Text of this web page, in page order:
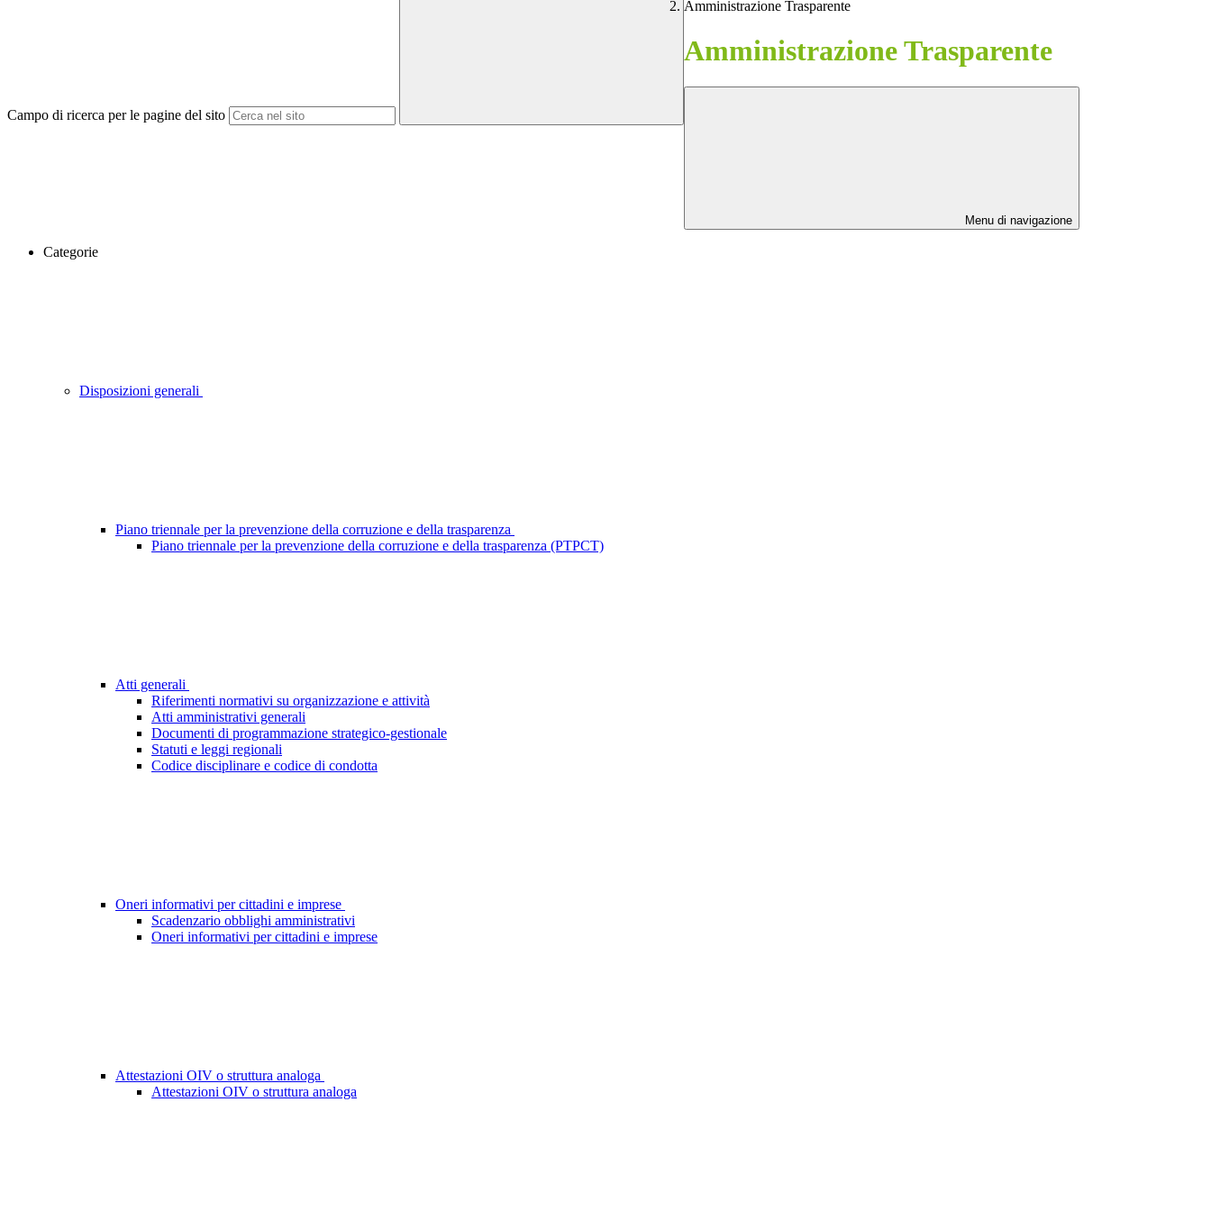
Campo di ricerca per le pagine del sito
Amministrazione Trasparente
Amministrazione Trasparente
Menu di navigazione
Categorie
Disposizioni generali
Piano triennale per la prevenzione della corruzione e della trasparenza
Piano triennale per la prevenzione della corruzione e della trasparenza (PTPCT)
Atti generali
Riferimenti normativi su organizzazione e attività
Atti amministrativi generali
Documenti di programmazione strategico-gestionale
Statuti e leggi regionali
Codice disciplinare e codice di condotta
Oneri informativi per cittadini e imprese
Scadenzario obblighi amministrativi
Oneri informativi per cittadini e imprese
Attestazioni OIV o struttura analoga
Attestazioni OIV o struttura analoga